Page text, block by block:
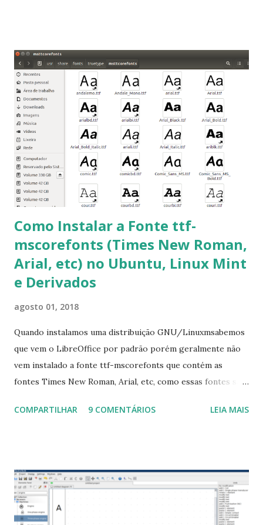
que contém essas fontes. Ao instalar o GNU/Linux abra o
terminal e execute o comando: $ sudo apt-get install ttf-
mscorefonts-installer Leia os termos de uso e avance
clicando em “Ok” Agora aceite os termos de uso clicando
em “Sim” Pronto agora abra o LibreOffice e veja se as
fontes Times New Roman, Arial estão instaladas. Caso
ocorra algum erro ou precisa reinstalar, execute: $ sudo
apt-get install --reinstall ttf-mscorefonts-installer
Como Instalar a Fonte ttf-
mscorefonts (Times New Roman,
Arial, etc) no Ubuntu, Linux Mint
e Derivados
agosto 01, 2018
Quando instalamos uma distribuição GNU/Linuxmsabemos
que vem o LibreOffice por padrão porém geralmente não
vem instalado a fonte ttf-mscorefonts que contém as
fontes Times New Roman, Arial, etc, como essas fontes são
a Associação Brasileira de Normas Técnicas (ABNT), exige
que contém essas fontes. Ao instalar o GNU/Linux abra o
terminal e execute o comando: $ sudo apt-get install ttf-
mscorefonts-installer Leia os termos de uso e avance
COMPARTILHAR 9 COMENTÁRIOS LEIA MAIS